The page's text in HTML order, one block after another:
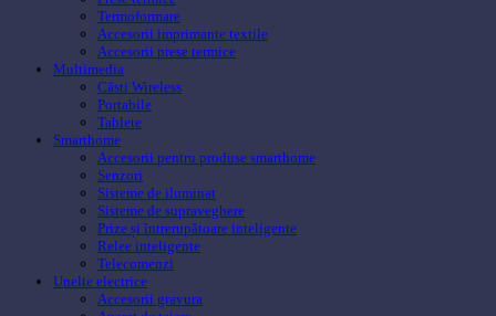
Termoformare
Accesorii imprimante textile
Accesorii prese termice
Multimedia
Căsti Wireless
Portabile
Tablete
Smarthome
Accesorii pentru produse smarthome
Senzori
Sisteme de iluminat
Sisteme de supraveghere
Prize și întrerupătoare inteligente
Relee inteligente
Telecomenzi
Unelte electrice
Accesorii gravura